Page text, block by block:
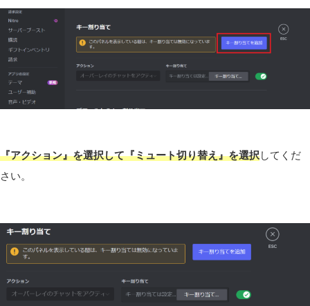
『アクション』を選択して『ミュート切り替え』を選択してくだ
さい。